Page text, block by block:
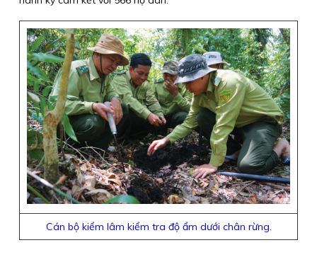
Cán bộ kiểm lâm kiểm tra độ ẩm dưới chân rừng.